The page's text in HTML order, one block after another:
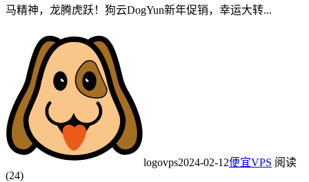
马精神，龙腾虎跃！狗云DogYun新年促销，幸运大转...
logovps2024-02-12便宜VPS 阅读
(24)